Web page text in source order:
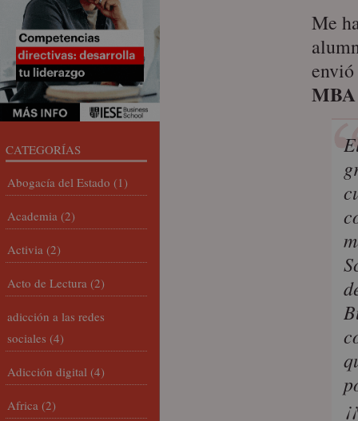
Me
CATEGORÍAS
Abogacía del Estado (1)
Academia (2)
Activia (2)
Acto de Lectura (2)
adicción a las redes
sociales (4)
Adicción digital (4)
Africa (2)